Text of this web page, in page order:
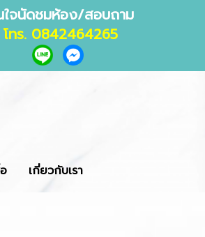
ใจนัดชมห้อง/สอบถาม
โทร. 0842464265
เกี่ยวกับเรา